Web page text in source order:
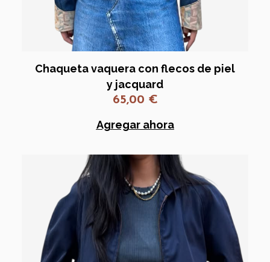
Chaqueta vaquera con flecos de piel
y jacquard
65,00 €
Agregar ahora